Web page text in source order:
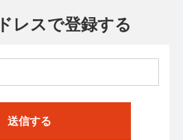
レスで登録する
送信する